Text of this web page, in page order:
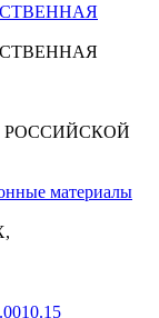
РОССИЙСКОЙ
материалы